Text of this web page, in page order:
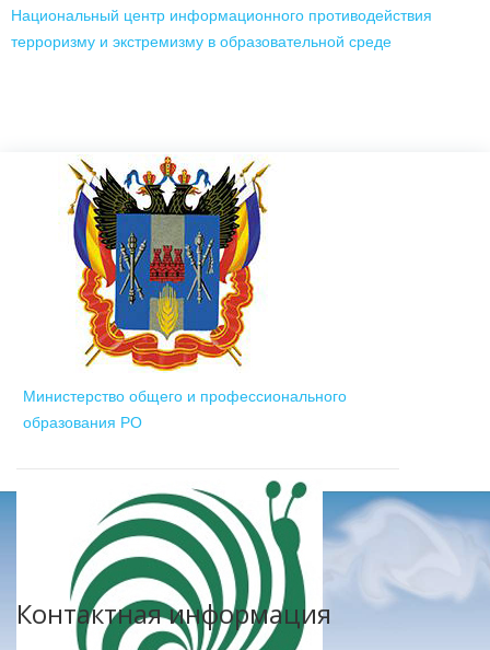
Национальный центр информационного противодействия
терроризму и экстремизму в образовательной среде
Министерство общего и профессионального
образования РО
Контактная информация